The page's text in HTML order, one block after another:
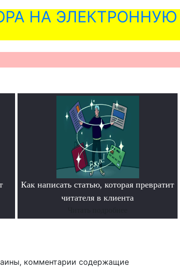
НА ЭЛЕКТРОННУЮ
Как написать статью, которая превратит
читателя в клиента
комментарии содержащие